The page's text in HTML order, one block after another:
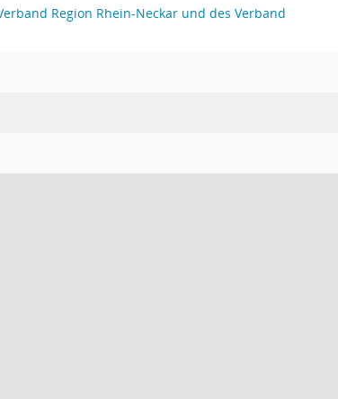
Region Rhein-Neckar und des Verband